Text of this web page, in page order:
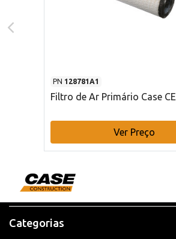
PN 128781A1
Filtro de Ar Primário Case CE
Ver Preço
Categorias